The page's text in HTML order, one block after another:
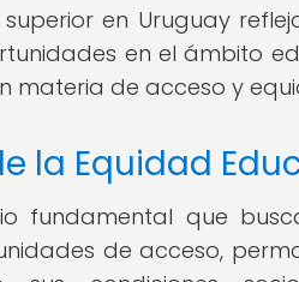
en Uruguay
en el ámbito
de acceso y
la Equidad
fundamental que
de acceso,